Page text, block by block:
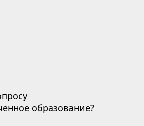
образование?